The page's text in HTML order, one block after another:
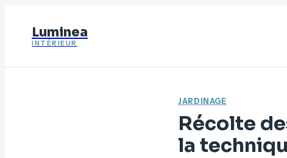
Luminea
INTÉRIEUR
JARDINAGE
Récolte
la